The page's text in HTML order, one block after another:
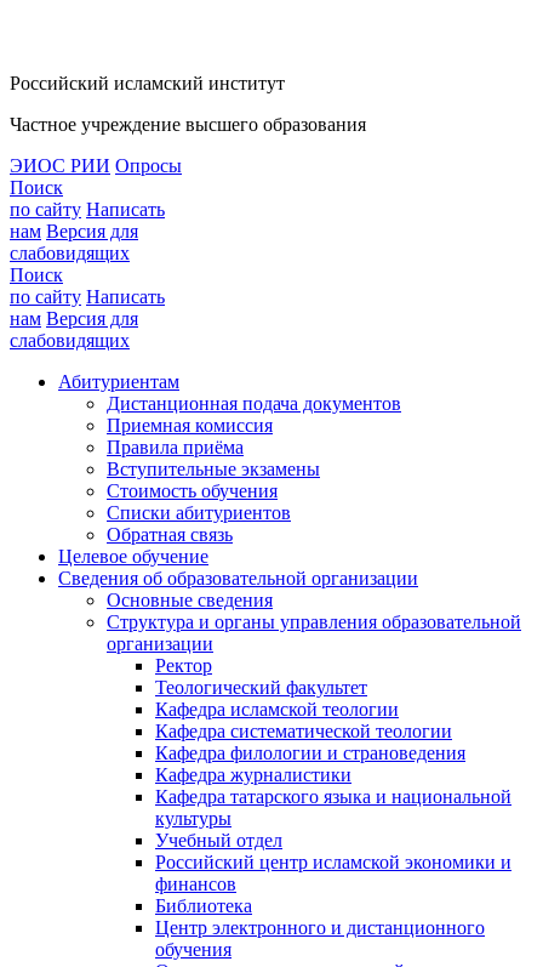
Российский исламский институт
Частное учреждение высшего образования
ЭИОС РИИ Опросы
Поиск
по сайту Написать
нам Версия для
слабовидящих
Поиск
по сайту Написать
нам Версия для
слабовидящих
Абитуриентам
Дистанционная подача документов
Приемная комиссия
Правила приёма
Вступительные экзамены
Стоимость обучения
Списки абитуриентов
Обратная связь
Целевое обучение
Сведения об образовательной организации
Основные сведения
Структура и органы управления образовательной
организации
Ректор
Теологический факультет
Кафедра исламской теологии
Кафедра систематической теологии
Кафедра филологии и страноведения
Кафедра журналистики
Кафедра татарского языка и национальной
культуры
Учебный отдел
Российский центр исламской экономики и
финансов
Библиотека
Центр электронного и дистанционного
обучения